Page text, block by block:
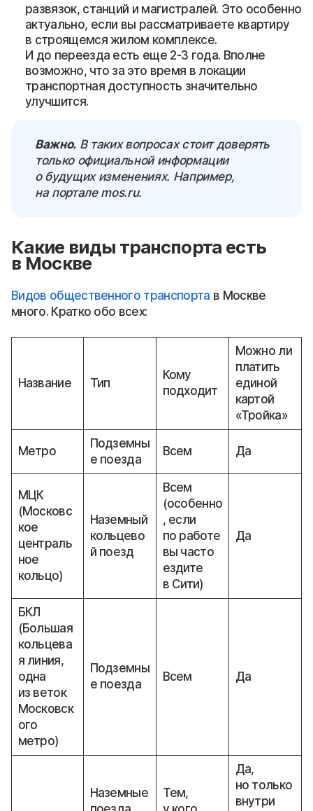
развязок, станций и магистралей. Это особенно
актуально, если вы рассматриваете квартиру
в строящемся жилом комплексе.
И до переезда есть еще 2-3 года. Вполне
возможно, что за это время в локации
транспортная доступность значительно
улучшится.
Важно.В таких вопросах стоит доверять
только официальной информации
о будущих изменениях. Например,
на портале mos.ru.
Какие виды транспорта есть
в Москве
Видов общественного транспорта в Москве
много. Кратко обо всех:
Название Тип
Кому
подходит
Можно ли
платить
единой
картой
«Тройка»
Метро
Подземны
е поезда
Всем Да
МЦК
(Московс
кое
централь
ное
кольцо)
Наземный
кольцево
й поезд
Всем
(особенно
, если
по работе
вы часто
ездите
в Сити)
Да
БКЛ
(Большая
кольцева
я линия,
одна
из веток
Московск
ого
метро)
Подземны
е поезда
Всем Да
Наземные
Тем,
Да,
но только
внутри